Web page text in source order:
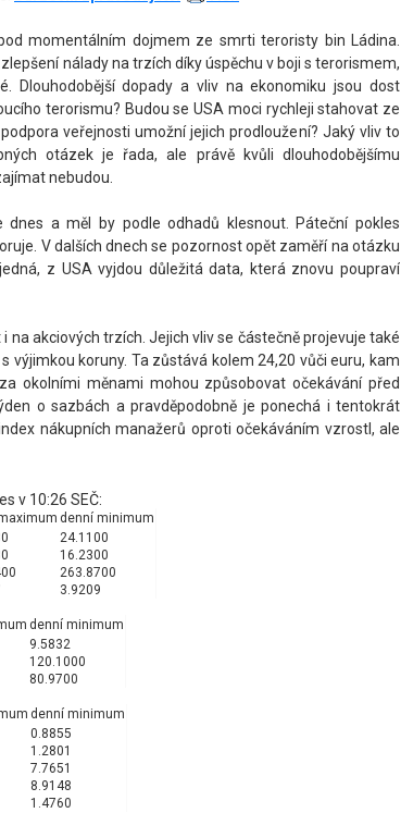
momentálním dojmem ze smrti teroristy bin Ládina.
nálady na trzích díky úspěchu v boji s terorismem,
Dlouhodobější dopady a vliv na ekonomiku jsou dost
terorismu? Budou se USA moci rychleji stahovat ze
veřejnosti umožní jejich prodloužení? Jaký vliv to
otázek je řada, ale právě kvůli dlouhodobějšímu
nebudou.
dnes a měl by podle odhadů klesnout. Páteční pokles
V dalších dnech se pozornost opět zaměří na otázku
z USA vyjdou důležitá data, která znovu poupraví
na akciových trzích. Jejich vliv se částečně projevuje také
výjimkou koruny. Ta zůstává kolem 24,20 vůči euru, kam
okolními měnami mohou způsobovat očekávání před
o sazbách a pravděpodobně je ponechá i tentokrát
nákupních manažerů oproti očekáváním vzrostl, ale
v 10:26 SEČ:
denní minimum
24.1100
16.2300
263.8700
3.9209
denní minimum
9.5832
120.1000
80.9700
denní minimum
0.8855
1.2801
7.7651
8.9148
1.4760